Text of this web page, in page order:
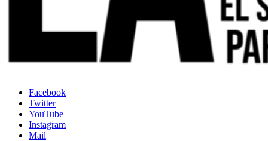
Facebook
Twitter
YouTube
Instagram
Mail